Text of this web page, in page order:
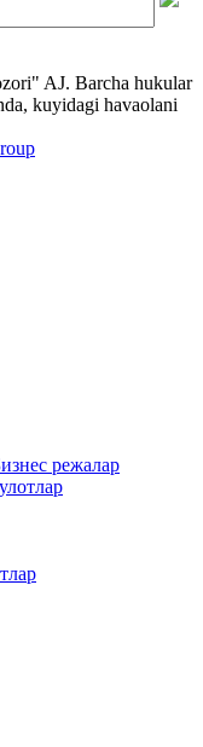
AJ. Barcha hukular
kuyidagi havaolani
режалар